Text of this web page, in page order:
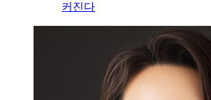
커진다